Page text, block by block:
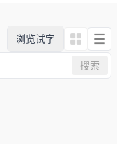
浏览试字
搜索